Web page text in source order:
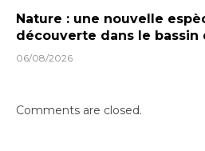
Nature : une nouvelle
découverte dans le bassin
06/08/2026
Comments are closed.